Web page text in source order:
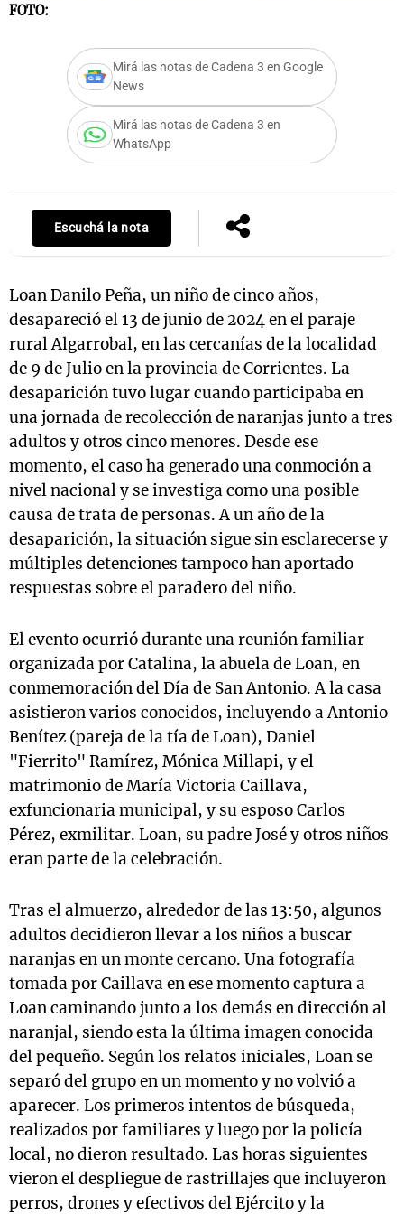
FOTO:
Mirá las notas de Cadena 3 en Google
News
Mirá las notas de Cadena 3 en
WhatsApp
Escuchá la nota
Loan Danilo Peña, un niño de cinco años,
desapareció el 13 de junio de 2024 en el paraje
rural Algarrobal, en las cercanías de la localidad
de 9 de Julio en la provincia de Corrientes. La
desaparición tuvo lugar cuando participaba en
una jornada de recolección de naranjas junto a tres
adultos y otros cinco menores. Desde ese
momento, el caso ha generado una conmoción a
nivel nacional y se investiga como una posible
causa de trata de personas. A un año de la
desaparición, la situación sigue sin esclarecerse y
múltiples detenciones tampoco han aportado
respuestas sobre el paradero del niño.
El evento ocurrió durante una reunión familiar
organizada por Catalina, la abuela de Loan, en
conmemoración del Día de San Antonio. A la casa
asistieron varios conocidos, incluyendo a Antonio
Benítez (pareja de la tía de Loan), Daniel
"Fierrito" Ramírez, Mónica Millapi, y el
matrimonio de María Victoria Caillava,
exfuncionaria municipal, y su esposo Carlos
Pérez, exmilitar. Loan, su padre José y otros niños
eran parte de la celebración.
Tras el almuerzo, alrededor de las 13:50, algunos
adultos decidieron llevar a los niños a buscar
naranjas en un monte cercano. Una fotografía
tomada por Caillava en ese momento captura a
Loan caminando junto a los demás en dirección al
naranjal, siendo esta la última imagen conocida
del pequeño. Según los relatos iniciales, Loan se
separó del grupo en un momento y no volvió a
aparecer. Los primeros intentos de búsqueda,
realizados por familiares y luego por la policía
local, no dieron resultado. Las horas siguientes
vieron el despliegue de rastrillajes que incluyeron
perros, drones y efectivos del Ejército y la